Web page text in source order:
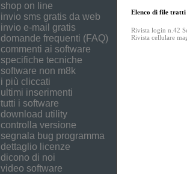
shop on line
invio sms gratis da web
invio e-mail gratis
domande frequenti (FAQ)
commenti ai software
specifiche tecniche
software non m8k
i più cliccati
ultimi inserimenti
tutti i software
download utility
controlla versione
segnala bug programma
dettaglio licenze
dicono di noi
video software
Elenco di file tratti
Rivista login n.42
Rivista cellulare